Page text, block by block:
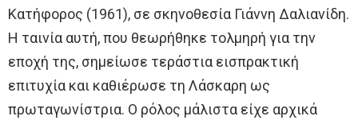
Κατήφορος (1961), σε σκηνοθεσία Γιάννη Δαλιανίδη.
Η ταινία αυτή, που θεωρήθηκε τολμηρή για την
εποχή της, σημείωσε τεράστια εισπρακτική
επιτυχία και καθιέρωσε τη Λάσκαρη ως
πρωταγωνίστρια. Ο ρόλος μάλιστα είχε αρχικά